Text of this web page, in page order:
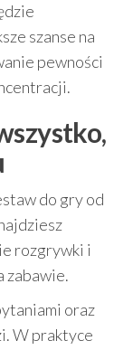
szanse na
pewności
do gry od
rozgrywki i
zabawie.
oraz
W praktyce